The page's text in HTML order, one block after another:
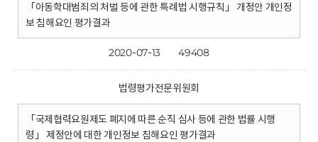
「아동학대범죄의 처벌 등에 관한 특례법 시행규칙」 개정안 개인정
보 침해요인 평가결과
2020-07-13 49408
법령평가전문위원회
「국제협력요원제도 폐지에 따른 순직 심사 등에 관한 법률 시행
령」 제정안에 대한 개인정보 침해요인 평가결과